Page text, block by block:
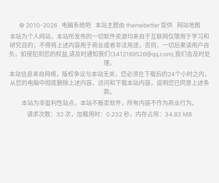
© 2010-2026 电脑系统吧本站主题由 themebetter提供
网站地图
本站为个人网站，本站所发布的一切软件资源均来自于互联网仅限用于学习和
研究目的；不得将上述内容用于商业或者非法用途，否则，一切后果请用户自
负，如侵犯到您的权益,请及时通知我们(3412169526@qq.com),我们会及时处
理。
本站信息来自网络，版权争议与本站无关，您必须在下载后的24个小时之内，
从您的电脑中彻底删除上述内容。访问和下载本站内容，说明您已同意上述条
款。
本站为非盈利性站点，本站不贩卖软件，所有内容不作为商业行为。
请求次数：32 次，加载用时：0.232 秒，内存占用：34.83 MB